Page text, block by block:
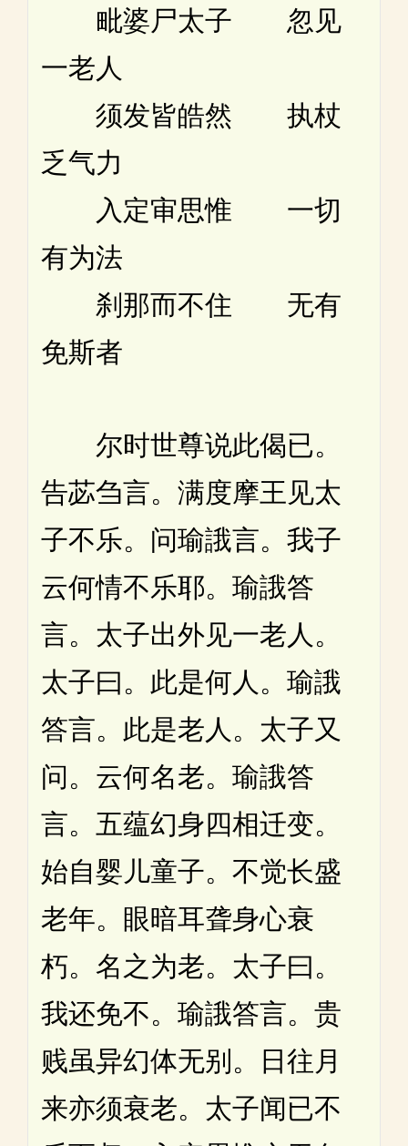
毗婆尸太子 忽见
一老人
须发皆皓然 执杖
乏气力
入定审思惟 一切
有为法
刹那而不住 无有
免斯者
尔时世尊说此偈已。
告苾刍言。满度摩王见太
子不乐。问瑜誐言。我子
云何情不乐耶。瑜誐答
言。太子出外见一老人。
太子曰。此是何人。瑜誐
答言。此是老人。太子又
问。云何名老。瑜誐答
言。五蕴幻身四相迁变。
始自婴儿童子。不觉长盛
老年。眼暗耳聋身心衰
朽。名之为老。太子曰。
我还免不。瑜誐答言。贵
贱虽异幻体无别。日往月
来亦须衰老。太子闻已不